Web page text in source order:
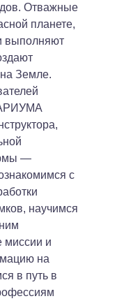
Отважные
планете,
выполняют
Земле.
—
с
научимся
миссии и
на
в путь в